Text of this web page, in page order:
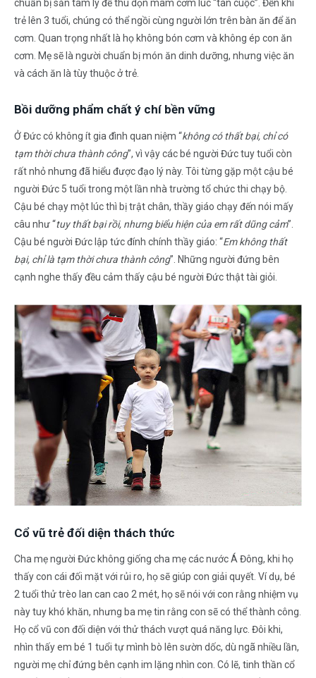
chuẩn bị sẵn tâm lý để thu dọn mâm cơm lúc “tàn cuộc”. Đến khi
trẻ lên 3 tuổi, chúng có thể ngồi cùng người lớn trên bàn ăn để ăn
cơm. Quan trọng nhất là họ không bón cơm và không ép con ăn
cơm. Mẹ sẽ là người chuẩn bị món ăn dinh dưỡng, nhưng việc ăn
và cách ăn là tùy thuộc ở trẻ.
Bồi dưỡng phẩm chất ý chí bền vững
Ở Đức có không ít gia đình quan niệm “không có thất bại, chỉ có
tạm thời chưa thành công”, vì vậy các bé người Đức tuy tuổi còn
rất nhỏ nhưng đã hiểu được đạo lý này. Tôi từng gặp một cậu bé
người Đức 5 tuổi trong một lần nhà trường tổ chức thi chạy bộ.
Cậu bé chạy một lúc thì bị trật chân, thầy giáo chạy đến nói mấy
câu như “tuy thất bại rồi, nhưng biểu hiện của em rất dũng cảm”.
Cậu bé người Đức lập tức đính chính thầy giáo: “Em không thất
bại, chỉ là tạm thời chưa thành công”. Những người đứng bên
cạnh nghe thấy đều cảm thấy cậu bé người Đức thật tài giỏi.
Cổ vũ trẻ đối diện thách thức
Cha mẹ người Đức không giống cha mẹ các nước Á Đông, khi họ
thấy con cái đối mặt với rủi ro, họ sẽ giúp con giải quyết. Ví dụ, bé
2 tuổi thử trèo lan can cao 2 mét, họ sẽ nói với con rằng nhiệm vụ
này tuy khó khăn, nhưng ba mẹ tin rằng con sẽ có thể thành công.
Họ cổ vũ con đối diện với thử thách vượt quá năng lực. Đôi khi,
nhìn thấy em bé 1 tuổi tự mình bò lên sườn dốc, dù ngã nhiều lần,
người mẹ chỉ đứng bên cạnh im lặng nhìn con. Có lẽ, tinh thần cổ